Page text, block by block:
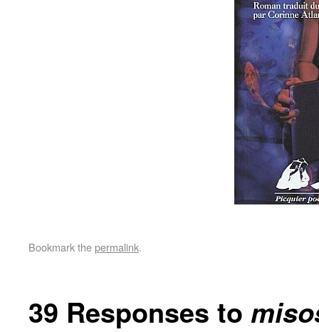
Bookmark thepermalink.
39 Responses to